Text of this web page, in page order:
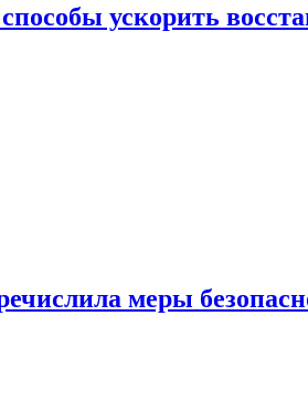
ускорить
меры